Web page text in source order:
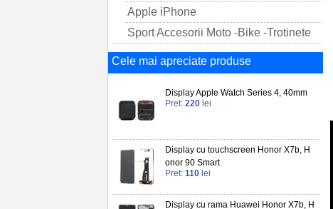
Apple iPhone
Sport Accesorii Moto -Bike -Trotinete
Cele mai apreciate produse
Display Apple Watch Series 4, 40mm
Pret: 220 lei
Display cu touchscreen Honor X7b, H
onor 90 Smart
Pret: 110 lei
Display cu rama Huawei Honor X7b, H